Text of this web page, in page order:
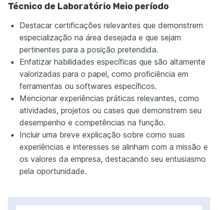
Técnico de Laboratório Meio período
Destacar certificações relevantes que demonstrem
especialização na área desejada e que sejam
pertinentes para a posição pretendida.
Enfatizar habilidades específicas que são altamente
valorizadas para o papel, como proficiência em
ferramentas ou softwares específicos.
Mencionar experiências práticas relevantes, como
atividades, projetos ou cases que demonstrem seu
desempenho e competências na função.
Incluir uma breve explicação sobre como suas
experiências e interesses se alinham com a missão e
os valores da empresa, destacando seu entusiasmo
pela oportunidade.